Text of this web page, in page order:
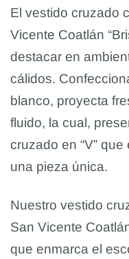
El vestido cruzado
Vicente Coatlán
destacar en
cálidos.
blanco, proyecta
fluido, la cual,
cruzado en “V”
una pieza única.
Nuestro vestido
San Vicente
que enmarca el